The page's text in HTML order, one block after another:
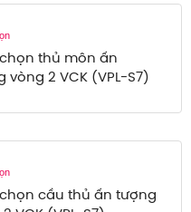
thủ môn ấn
vòng 2 VCK (VPL-S7)
cầu thủ ấn tượng